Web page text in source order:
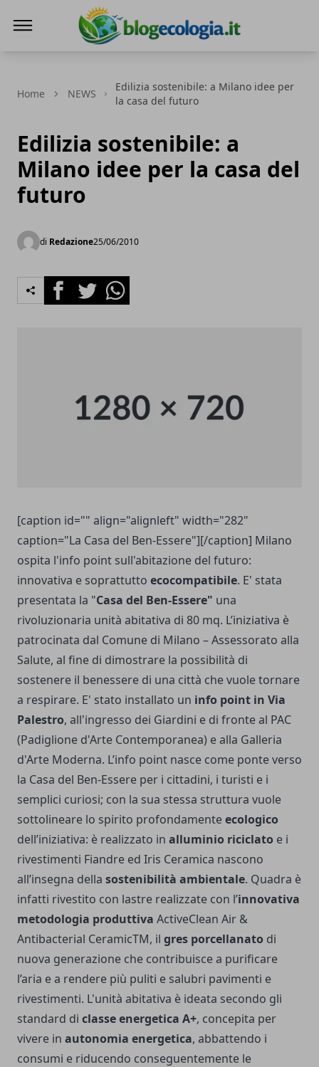
Home NEWS
Edilizia sostenibile: a Milano idee per
la casa del futuro
Edilizia sostenibile: a
Milano idee per la casa del
futuro
di Redazione25/06/2010
FacebookTwitterWhatsapp
[caption id="" align="alignleft" width="282"
caption="La Casa del Ben-Essere"][/caption] Milano
ospita l'info point sull'abitazione del futuro:
innovativa e soprattutto ecocompatibile. E' stata
presentata la "Casa del Ben-Essere" una
rivoluzionaria unità abitativa di 80 mq. L’iniziativa è
patrocinata dal Comune di Milano – Assessorato alla
Salute, al fine di dimostrare la possibilità di
sostenere il benessere di una città che vuole tornare
a respirare. E' stato installato un info point in Via
Palestro, all'ingresso dei Giardini e di fronte al PAC
(Padiglione d'Arte Contemporanea) e alla Galleria
d'Arte Moderna. L’info point nasce come ponte verso
la Casa del Ben-Essere per i cittadini, i turisti e i
semplici curiosi; con la sua stessa struttura vuole
sottolineare lo spirito profondamenteecologico
dell’iniziativa: è realizzato in alluminio riciclato e i
rivestimenti Fiandre ed Iris Ceramica nascono
all’insegna della sostenibilità ambientale. Quadra è
infatti rivestito con lastre realizzate con l’innovativa
metodologia produttiva ActiveClean Air &
Antibacterial CeramicTM, il gres porcellanato di
nuova generazione che contribuisce a purificare
l’aria e a rendere più puliti e salubri pavimenti e
rivestimenti. L'unità abitativa è ideata secondo gli
standard di classe energetica A+, concepita per
vivere in autonomia energetica, abbattendo i
consumi e riducendo conseguentemente le